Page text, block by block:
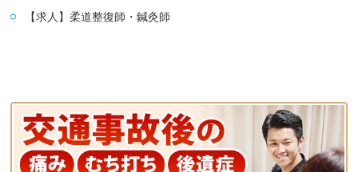
【求人】柔道整復師・鍼灸師